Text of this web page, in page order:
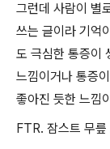
그런데 사람이 별
쓰는 글이라 기억
도 극심한 통증이
느낌이거나 통증
좋아진 듯한 느낌
FTR. 잠스트 무